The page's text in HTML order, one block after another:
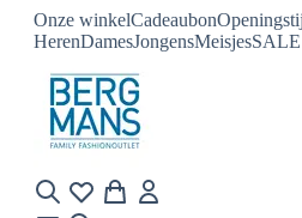
Onze winkelCadeaubon
HerenDamesJongensMeisjesSALE